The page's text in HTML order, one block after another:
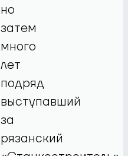
но
затем
много
лет
подряд
выступавший
за
рязанский